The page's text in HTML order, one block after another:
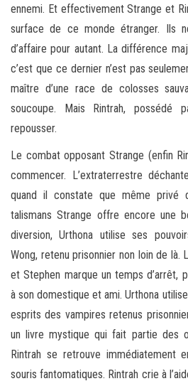
ennemi. Et effectivement Strange et
surface de ce monde étranger. Ils
d’affaire pour autant. La différence
c’est que ce dernier n’est pas
maître d’une race de colosses
soucoupe. Mais Rintrah, possédé
repousser.
Le combat opposant Strange (enfin
commencer. L’extraterrestre
quand il constate que même
talismans Strange offre encore une
diversion, Urthona utilise ses
Wong, retenu prisonnier non loin de là.
et Stephen marque un temps d’arrêt,
à son domestique et ami. Urthona
esprits des vampires retenus
un livre mystique qui fait partie des
Rintrah se retrouve immédiatement
souris fantomatiques. Rintrah crie à